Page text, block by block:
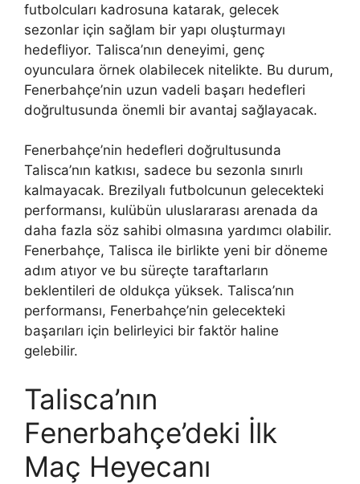
futbolcuları kadrosuna katarak, gelecek
sezonlar için sağlam bir yapı oluşturmayı
hedefliyor. Talisca’nın deneyimi, genç
oyunculara örnek olabilecek nitelikte. Bu durum,
Fenerbahçe’nin uzun vadeli başarı hedefleri
doğrultusunda önemli bir avantaj sağlayacak.
Fenerbahçe’nin hedefleri doğrultusunda
Talisca’nın katkısı, sadece bu sezonla sınırlı
kalmayacak. Brezilyalı futbolcunun gelecekteki
performansı, kulübün uluslararası arenada da
daha fazla söz sahibi olmasına yardımcı olabilir.
Fenerbahçe, Talisca ile birlikte yeni bir döneme
adım atıyor ve bu süreçte taraftarların
beklentileri de oldukça yüksek. Talisca’nın
performansı, Fenerbahçe’nin gelecekteki
başarıları için belirleyici bir faktör haline
gelebilir.
Talisca’nın
Fenerbahçe’deki İlk
Maç Heyecanı